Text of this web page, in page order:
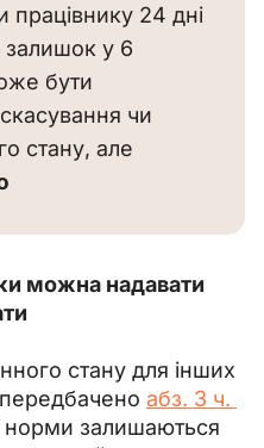
працівнику 24 дні
залишок у 6
бути
чи
стану, але
можна надавати
стану для інших
абз. 3 ч.
норми залишаються